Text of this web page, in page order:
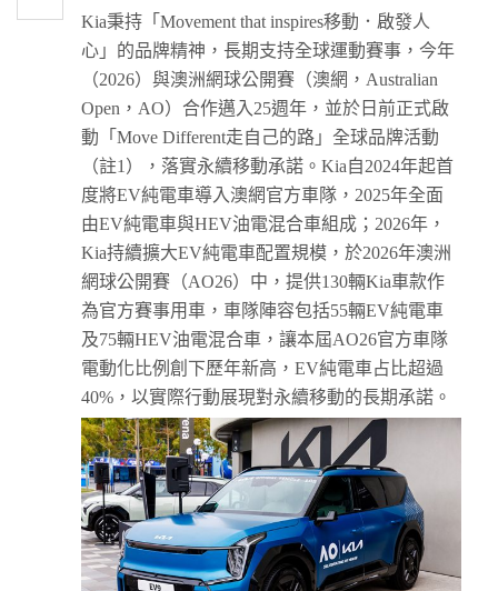
Kia秉持「Movement that inspires移動．啟發人
心」的品牌精神，長期支持全球運動賽事，今年
（2026）與澳洲網球公開賽（澳網，Australian
Open，AO）合作邁入25週年，並於日前正式啟
動「Move Different走自己的路」全球品牌活動
（註1），落實永續移動承諾。Kia自2024年起首
度將EV純電車導入澳網官方車隊，2025年全面
由EV純電車與HEV油電混合車組成；2026年，
Kia持續擴大EV純電車配置規模，於2026年澳洲
網球公開賽（AO26）中，提供130輛Kia車款作
為官方賽事用車，車隊陣容包括55輛EV純電車
及75輛HEV油電混合車，讓本屆AO26官方車隊
電動化比例創下歷年新高，EV純電車占比超過
40%，以實際行動展現對永續移動的長期承諾。